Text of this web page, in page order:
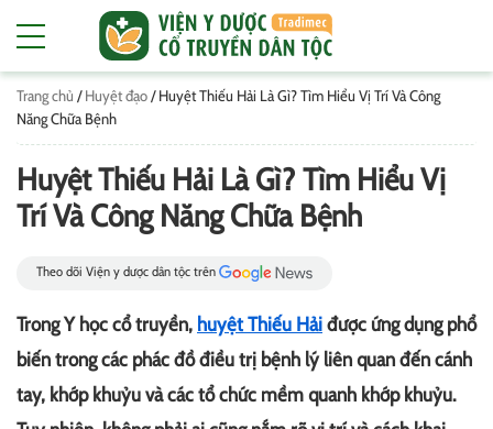
Trang chủ /Huyệt đạo/Huyệt Thiếu Hải Là Gì? Tìm Hiểu Vị Trí Và Công
Năng Chữa Bệnh
Huyệt Thiếu Hải Là Gì? Tìm Hiểu Vị
Trí Và Công Năng Chữa Bệnh
Theo dõi Viện y dược dân tộc trên
Trong Y học cổ truyền, huyệt Thiếu Hảiđược ứng dụng phổ
biến trong các phác đồ điều trị bệnh lý liên quan đến cánh
tay, khớp khuỷu và các tổ chức mềm quanh khớp khuỷu.